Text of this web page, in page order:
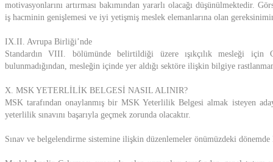
motivasyonlarını artırması bakımından yararlı olacağı düşünülmektedir.
iş hacminin genişlemesi ve iyi yetişmiş meslek elemanlarına olan
IX.II. Avrupa Birliği’nde
Standardın VIII. bölümünde belirtildiği üzere ışıkçılık mesleği için
bulunmadığından, mesleğin içinde yer aldığı sektöre ilişkin bilgiye
X. MSK YETERLİLİK BELGESİ NASIL ALINIR?
MSK tarafından onaylanmış bir MSK Yeterlilik Belgesi almak isteyen
yeterlilik sınavını başarıyla geçmek zorunda olacaktır.
Sınav ve belgelendirme sistemine ilişkin düzenlemeler önümüzdeki